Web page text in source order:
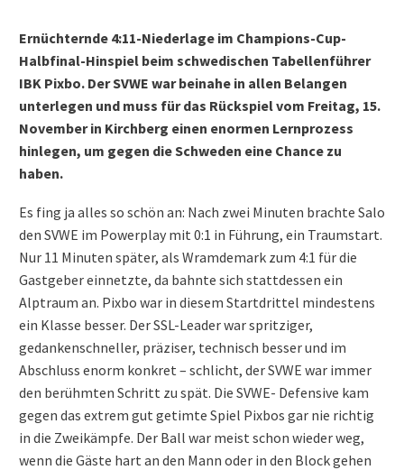
Ernüchternde 4:11-Niederlage im Champions-Cup-
Halbfinal-Hinspiel beim schwedischen Tabellenführer
IBK Pixbo. Der SVWE war beinahe in allen Belangen
unterlegen und muss für das Rückspiel vom Freitag, 15.
November in Kirchberg einen enormen Lernprozess
hinlegen, um gegen die Schweden eine Chance zu
haben.
Es fing ja alles so schön an: Nach zwei Minuten brachte Salo
den SVWE im Powerplay mit 0:1 in Führung, ein Traumstart.
Nur 11 Minuten später, als Wramdemark zum 4:1 für die
Gastgeber einnetzte, da bahnte sich stattdessen ein
Alptraum an. Pixbo war in diesem Startdrittel mindestens
ein Klasse besser. Der SSL-Leader war spritziger,
gedankenschneller, präziser, technisch besser und im
Abschluss enorm konkret – schlicht, der SVWE war immer
den berühmten Schritt zu spät. Die SVWE- Defensive kam
gegen das extrem gut getimte Spiel Pixbos gar nie richtig
in die Zweikämpfe. Der Ball war meist schon wieder weg,
wenn die Gäste hart an den Mann oder in den Block gehen